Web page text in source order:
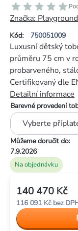
Kód: 750051009
Průměrné
hodnocení
produktu
je
0,0
z
5
hvězdiček.
Značka:
Na objednávku
Barevné provedení
Můžeme doručit do:
7.9.2026
Luxusní dětský
průměru 75 cm v
probarveného,
Certifikovaný dle
Detailní informace
140 470 Kč
116 091 Kčbez